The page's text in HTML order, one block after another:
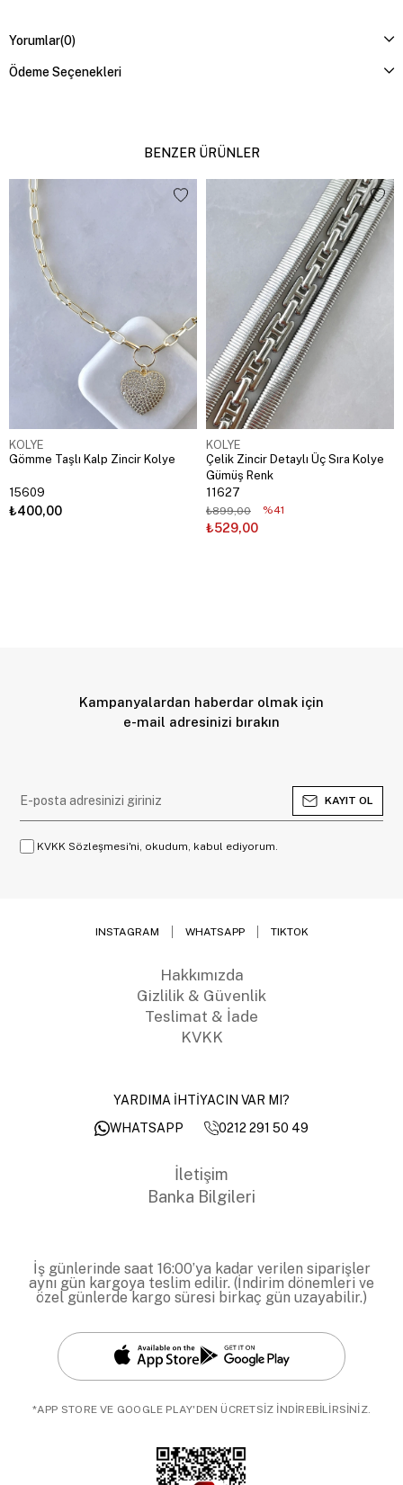
Yorumlar(0)
Ödeme Seçenekleri
BENZER ÜRÜNLER
KOLYE
Gömme Taşlı Kalp Zincir Kolye
15609
₺400,00
KOLYE
Çelik Zincir Detaylı Üç Sıra Kolye
Gümüş Renk
11627
₺529,00
₺899,00 %41
Kampanyalardan haberdar olmak için
e-mail adresinizi bırakın
KAYIT OL
KVKK Sözleşmesi'ni, okudum, kabul ediyorum.
INSTAGRAM WHATSAPP TIKTOK
Hakkımızda
Gizlilik & Güvenlik
Teslimat & İade
KVKK
YARDIMA İHTİYACIN VAR MI?
WHATSAPP
0212 291 50 49
İletişim
Banka Bilgileri
İş günlerinde saat 16:00’ya kadar verilen siparişler
aynı gün kargoya teslim edilir. (İndirim dönemleri ve
özel günlerde kargo süresi birkaç gün uzayabilir.)
*APP STORE VE GOOGLE PLAY'DEN ÜCRETSİZ İNDİREBİLİRSİNİZ.